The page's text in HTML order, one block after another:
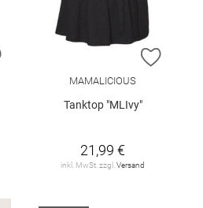
ZUR WUNSCHLISTE HINZUFÜGEN
ZUR
MAMALICIOUS
Tanktop "MLIvy"
21,99 €
inkl. MwSt. zzgl.Versand